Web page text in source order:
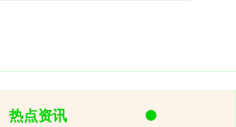
热点资讯